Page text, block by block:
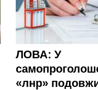
ЛОВА: У
«лнр»